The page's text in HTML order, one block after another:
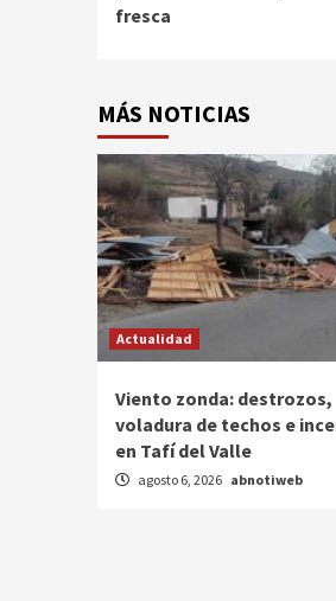
fresca
MÁS NOTICIAS
Actualidad
Viento zonda: destrozos,
voladura de techos e
en Tafí del Valle
agosto 6, 2026 abnotiweb